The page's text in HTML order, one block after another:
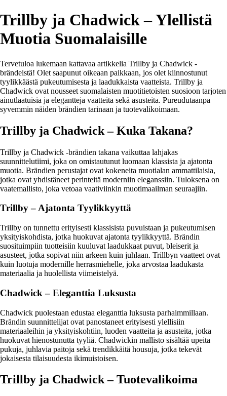
Trillby ja Chadwick – Ylellistä
Muotia Suomalaisille
Tervetuloa lukemaan kattavaa artikkelia Trillby ja Chadwick -
brändeistä! Olet saapunut oikeaan paikkaan, jos olet kiinnostunut
tyylikkäästä pukeutumisesta ja laadukkaista vaatteista. Trillby ja
Chadwick ovat nousseet suomalaisten muotitietoisten suosioon tarjoten
ainutlaatuisia ja elegantteja vaatteita sekä asusteita. Pureudutaanpa
syvemmin näiden brändien tarinaan ja tuotevalikoimaan.
Trillby ja Chadwick – Kuka Takana?
Trillby ja Chadwick -brändien takana vaikuttaa lahjakas
suunnittelutiimi, joka on omistautunut luomaan klassista ja ajatonta
muotia. Brändien perustajat ovat kokeneita muotialan ammattilaisia,
jotka ovat yhdistäneet perinteitä moderniin eleganssiin. Tuloksena on
vaatemallisto, joka vetoaa vaativiinkin muotimaailman seuraajiin.
Trillby – Ajatonta Tyylikkyyttä
Trillby on tunnettu erityisesti klassisista puvuistaan ja pukeutumisen
yksityiskohdista, jotka huokuvat ajatonta tyylikkyyttä. Brändin
suosituimpiin tuotteisiin kuuluvat laadukkaat puvut, bleiserit ja
asusteet, jotka sopivat niin arkeen kuin juhlaan. Trillbyn vaatteet ovat
kuin luotuja modernille herrasmiehelle, joka arvostaa laadukasta
materiaalia ja huolellista viimeistelyä.
Chadwick – Eleganttia Luksusta
Chadwick puolestaan edustaa eleganttia luksusta parhaimmillaan.
Brändin suunnittelijat ovat panostaneet erityisesti ylellisiin
materiaaleihin ja yksityiskohtiin, luoden vaatteita ja asusteita, jotka
huokuvat hienostunutta tyyliä. Chadwickin mallisto sisältää upeita
pukuja, juhlavia paitoja sekä trendikkäitä housuja, jotka tekevät
jokaisesta tilaisuudesta ikimuistoisen.
Trillby ja Chadwick – Tuotevalikoima